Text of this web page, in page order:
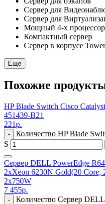
Сервер для
Сервер для
Мощный 4-х
Компактный сервер
Сервер в корпусе Tower
Еще
Похожие
HP Blade Switch Cisco
451439-B21
221р.
-
Количество HP Blade
S
Сервер DELL PowerEdge
2xXeon 6230N Gold(20 Core,
2x750W
7 455р.
-
Количество Сервер